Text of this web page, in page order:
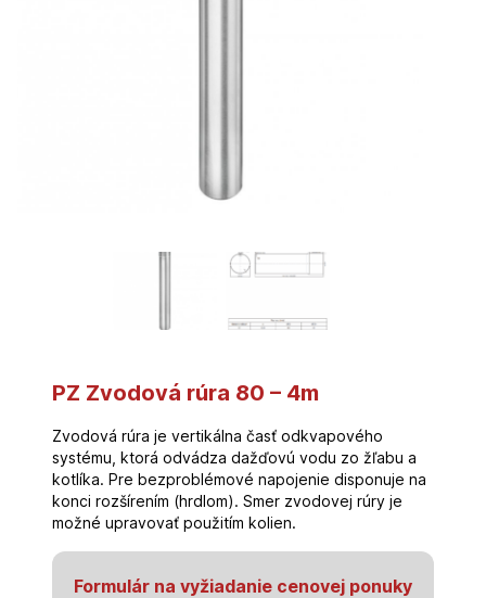
PZ Zvodová rúra 80 – 4m
Zvodová rúra je vertikálna časť odkvapového
systému, ktorá odvádza dažďovú vodu zo žľabu a
kotlíka. Pre bezproblémové napojenie disponuje na
konci rozšírením (hrdlom). Smer zvodovej rúry je
možné upravovať použitím kolien.
Formulár na vyžiadanie cenovej ponuky